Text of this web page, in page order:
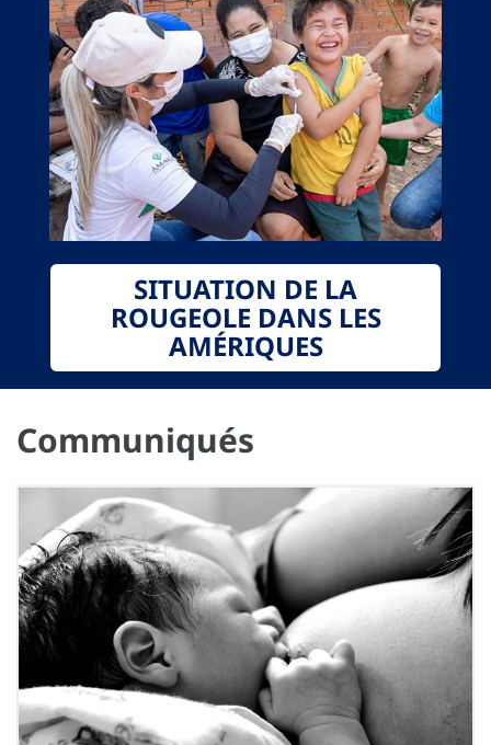
SITUATION DE LA
ROUGEOLE DANS LES
AMÉRIQUES
Communiqués